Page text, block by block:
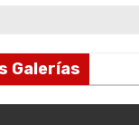
Galerías